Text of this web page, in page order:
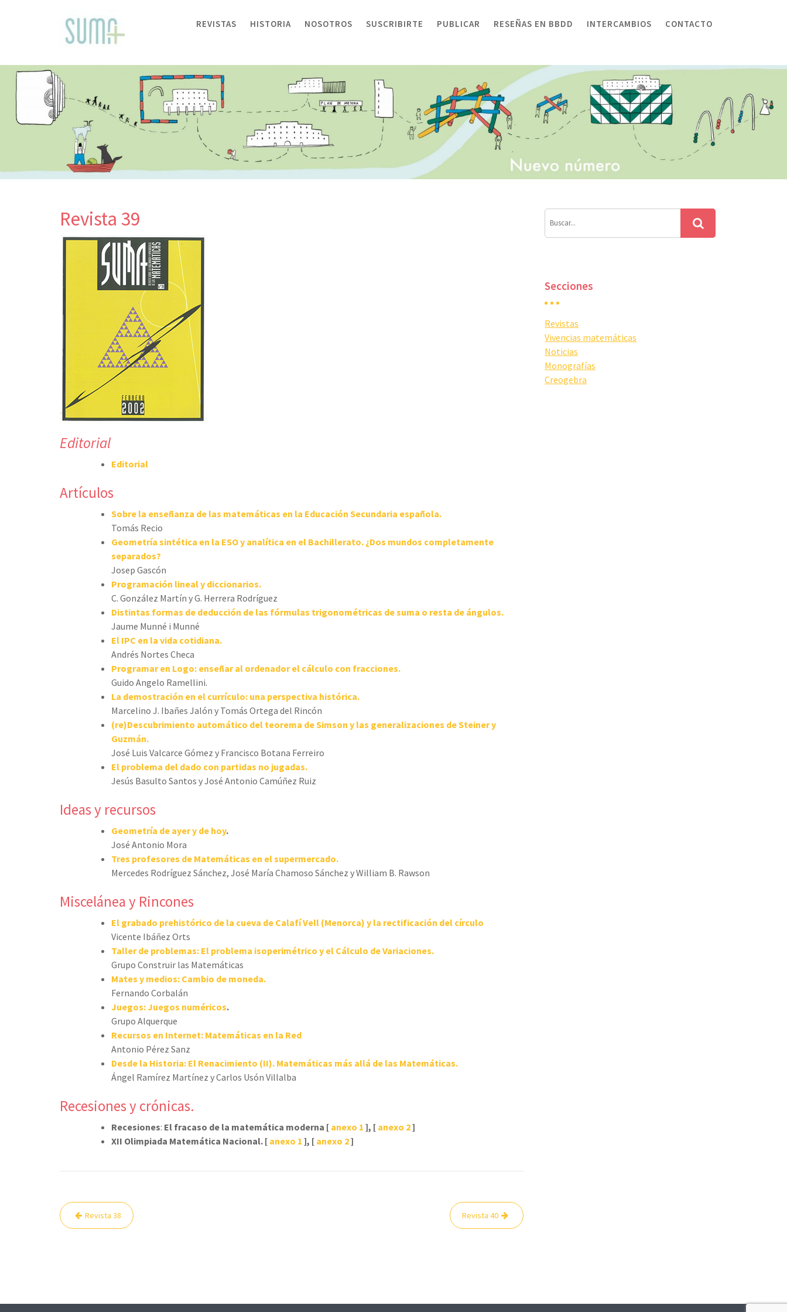
REVISTAS HISTORIA NOSOTROS SUSCRIBIRTE PUBLICAR RESEÑAS EN BBDD INTERCAMBIOS CONTACTO
Revista 39
Editorial
Editorial
Artículos
Sobre la enseñanza de las matemáticas en la Educación Secundaria española.
Tomás Recio
Geometría sintética en la ESO y analítica en el Bachillerato. ¿Dos mundos completamente
separados?
Josep Gascón
Programación lineal y diccionarios.
C. González Martín y G. Herrera Rodríguez
Distintas formas de deducción de las fórmulas trigonométricas de suma o resta de ángulos.
Jaume Munné i Munné
El IPC en la vida cotidiana.
Andrés Nortes Checa
Programar en Logo: enseñar al ordenador el cálculo con fracciones.
Guido Angelo Ramellini.
La demostración en el currículo: una perspectiva histórica.
Marcelino J. Ibañes Jalón y Tomás Ortega del Rincón
(re)Descubrimiento automático del teorema de Simson y las generalizaciones deSteiner y
Guzmán.
José Luis Valcarce Gómez y Francisco Botana Ferreiro
El problema del dado con partidas no jugadas.
Jesús Basulto Santos y José Antonio Camúñez Ruiz
Ideas y recursos
Geometría de ayer y de hoy.
José Antonio Mora
Tres profesores de Matemáticas en el supermercado.
Mercedes Rodríguez Sánchez, José María Chamoso Sánchez y William B. Rawson
Miscelánea y Rincones
El grabado prehistórico de la cueva de Calafí Vell (Menorca) y la rectificación del círculo
Vicente Ibáñez Orts
Taller de problemas: El problema isoperimétrico y el Cálculo de Variaciones.
Grupo Construir las Matemáticas
Mates y medios: Cambio de moneda.
Fernando Corbalán
Juegos: Juegos numéricos.
Grupo Alquerque
Recursos en Internet: Matemáticas en la Red
Antonio Pérez Sanz
Desde la Historia: El Renacimiento (II). Matemáticas más allá de las Matemáticas.
Ángel Ramírez Martínez y Carlos Usón Villalba
Recesiones y crónicas.
Recesiones: El fracaso de la matemática moderna [ anexo 1 ], [ anexo 2]
XII Olimpiada Matemática Nacional. [ anexo 1 ], [ anexo 2]
Navegación
de
Revista 38 Revista 40
Secciones
Revistas
Vivencias matemáticas
Noticias
Monografías
Creogebra